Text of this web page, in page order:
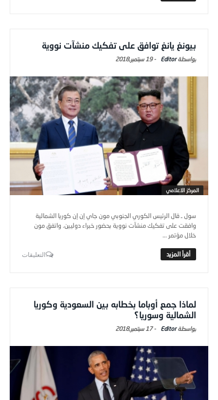
بيونغ يانغ توافق على تفكيك منشآت نووية
Editor
-19 سبتمبر,2018
المركز الاعلامي
سول ـ قال الرئيس الكوري الجنوبي مون جاي إن إن كوريا الشمالية
وافقت على تفكيك منشآت نووية بحضور خبراء دوليين. واتفق مون
خلال مؤتمر ...
التعليقات
لماذا جمع أوباما بخطابه بين السعودية وكوريا
الشمالية وسوريا؟
Editor
-17 سبتمبر,2018